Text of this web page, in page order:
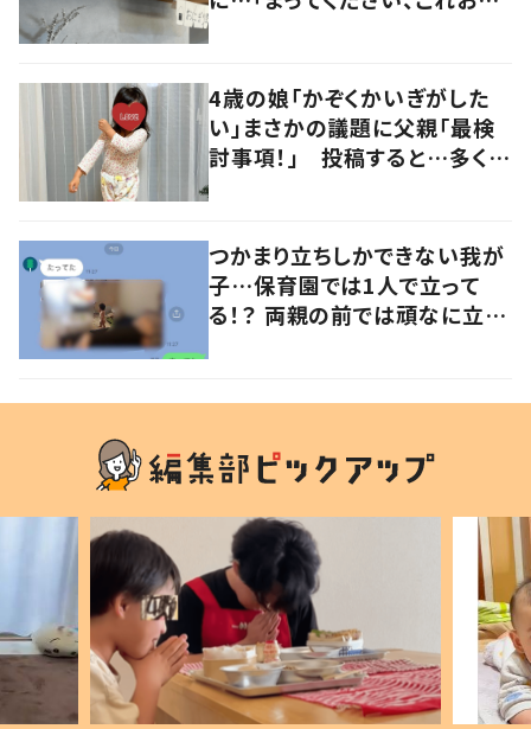
4歳の娘「かぞくかいぎがした
い」まさかの議題に父親「最検
討事項！」 投稿すると…多くの
つかまり立ちしかできない我が
子…保育園では1人で立って
る！？ 両親の前では頑なに立た